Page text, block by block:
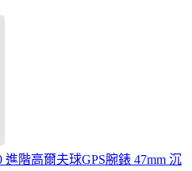
進階高爾夫球GPS腕錶 47mm 沉